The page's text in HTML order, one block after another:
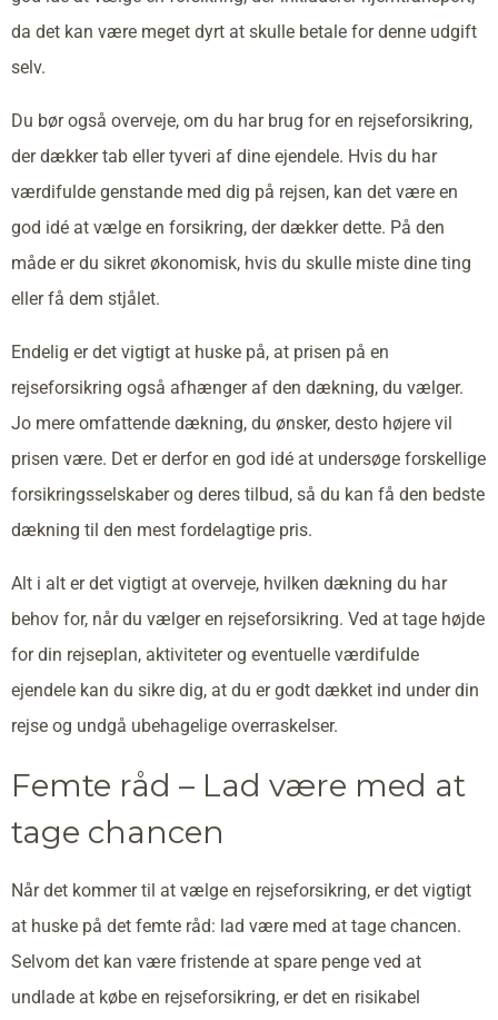
da det kan være meget dyrt at skulle betale for denne udgift
selv.
Du bør også overveje, om du har brug for en rejseforsikring,
der dækker tab eller tyveri af dine ejendele. Hvis du har
værdifulde genstande med dig på rejsen, kan det være en
god idé at vælge en forsikring, der dækker dette. På den
måde er du sikret økonomisk, hvis du skulle miste dine ting
eller få dem stjålet.
Endelig er det vigtigt at huske på, at prisen på en
rejseforsikring også afhænger af den dækning, du vælger.
Jo mere omfattende dækning, du ønsker, desto højere vil
prisen være. Det er derfor en god idé at undersøge forskellige
forsikringsselskaber og deres tilbud, så du kan få den bedste
dækning til den mest fordelagtige pris.
Alt i alt er det vigtigt at overveje, hvilken dækning du har
behov for, når du vælger en rejseforsikring. Ved at tage højde
for din rejseplan, aktiviteter og eventuelle værdifulde
ejendele kan du sikre dig, at du er godt dækket ind under din
rejse og undgå ubehagelige overraskelser.
Femte råd – Lad være med at
tage chancen
Når det kommer til at vælge en rejseforsikring, er det vigtigt
at huske på det femte råd: lad være med at tage chancen.
Selvom det kan være fristende at spare penge ved at
undlade at købe en rejseforsikring, er det en risikabel